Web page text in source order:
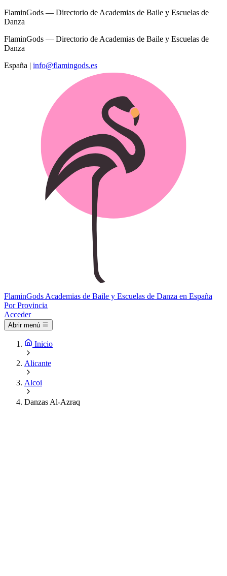
FlaminGods — Directorio de Academias de Baile y Escuelas de
Danza
FlaminGods — Directorio de Academias de Baile y Escuelas de
Danza
España | info@flamingods.es
FlaminGods Academias de Baile y Escuelas de Danza en España
Por Provincia
Acceder
Abrir menú
Inicio
Alicante
Alcoi
Danzas Al-Azraq